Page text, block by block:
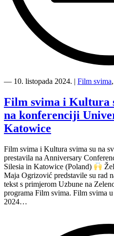
svima
Kultura
svima
na
Danima
hrvatskog
― 10. listopada 2024. | Film svima,
Film svima i Kultura
na konferenciji
Katowice
Film svima i Kultura svima su na
prestavila na Anniversary
Silesia in Katowice (Poland)
Maja Ogrizović predstavile su rad
tekst s primjerom Uzbune na
programa Film svima. Film svima
2024…